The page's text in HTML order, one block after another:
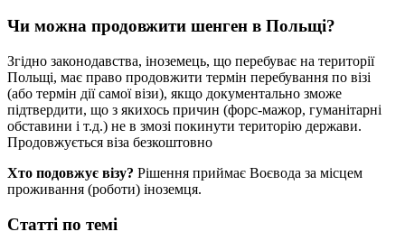
Чи можна продовжити шенген в Польщі?
Згідно законодавства, іноземець, що перебуває на території
Польщі, має право продовжити термін перебування по візі
(або термін дії самої візи), якщо документально зможе
підтвердити, що з якихось причин (форс-мажор, гуманітарні
обставини і т.д.) не в змозі покинути територію держави.
Продовжується віза безкоштовно
Хто подовжує візу? Рішення приймає Воєвода за місцем
проживання (роботи) іноземця.
Статті по темі